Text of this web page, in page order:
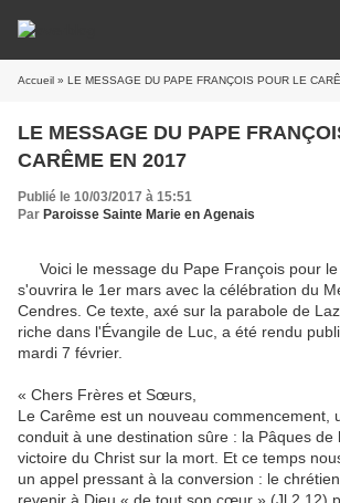
Accueil » LE MESSAGE DU PAPE FRANÇOIS POUR LE
LE MESSAGE DU PAPE
CARÊME EN 2017
Publié le 10/03/2017 à 15:51
Par Paroisse Sainte Marie en Agenais
Voici le message du Pape François pour
s'ouvrira le 1er mars avec la célébration du
Cendres. Ce texte, axé sur la parabole de
riche dans l'Évangile de Luc, a été rendu
mardi 7 février.
« Chers Frères et Sœurs,
Le Carême est un nouveau commencement,
conduit à une destination sûre : la Pâques de
victoire du Christ sur la mort. Et ce temps
un appel pressant à la conversion : le